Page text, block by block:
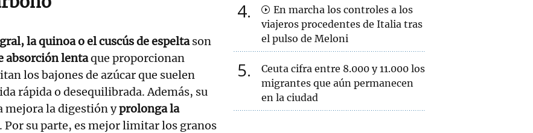
la quinoa o el cuscús de espeltason
absorción lentaque proporcionan
los bajones de azúcar que suelen
rápida o desequilibrada. Además, su
mejora la digestión yprolonga la
. Por su parte, es mejor limitar los granos
4
En marcha los controles a los
viajeros procedentes de Italia tras
el pulso de Meloni
5
Ceuta cifra entre 8.000 y 11.000 los
migrantes que aún permanecen
en la ciudad